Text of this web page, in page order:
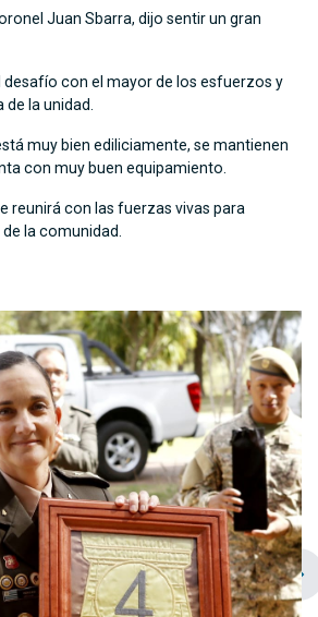
Juan Sbarra, dijo sentir un gran
desafío con el mayor de los esfuerzos y
la unidad.
muy bien ediliciamente, se mantienen
con muy buen equipamiento.
reunirá con las fuerzas vivas para
la comunidad.
navigate_next